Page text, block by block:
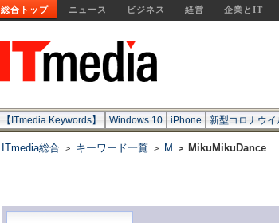
総合トップ ニュース ビジネス 経営 企業とIT
【ITmedia Keywords】 Windows 10 iPhone 新型コロナウイ
ITmedia総合 > キーワード一覧 > M > MikuMikuDance